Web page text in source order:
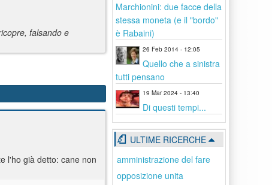
falsando e
l'ho già detto: cane non
Marchionini: due facce della
stessa moneta (e il "bordo"
è Rabaini)
26 Feb 2014 - 12:05
Quello che a sinistra
tutti pensano
19 Mar 2024 - 13:40
Di questi tempi...
ULTIME RICERCHE
amministrazione del fare
opposizione unita